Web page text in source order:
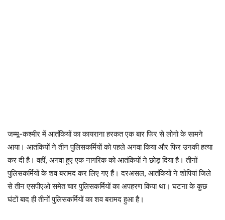
जम्मू-कश्मीर में आतंकियों का कायराना हरकत एक बार फिर से लोगो के सामने
आया। आतंकियों ने तीन पुलिसकर्मियों को पहले अगवा किया और फिर उनकी हत्या
कर दी है। वहीं, अगवा हुए एक नागरिक को आतंकियों ने छोड़ दिया है। तीनों
पुलिसकर्मियों के शव बरामद कर लिए गए हैं। दरअसल, आतंकियों ने शोपियां जिले
से तीन एसपीएओ समेत चार पुलिसकर्मियों का अपहरण किया था। घटना के कुछ
घंटों बाद ही तीनों पुलिसकर्मियों का शव बरामद हुआ है।